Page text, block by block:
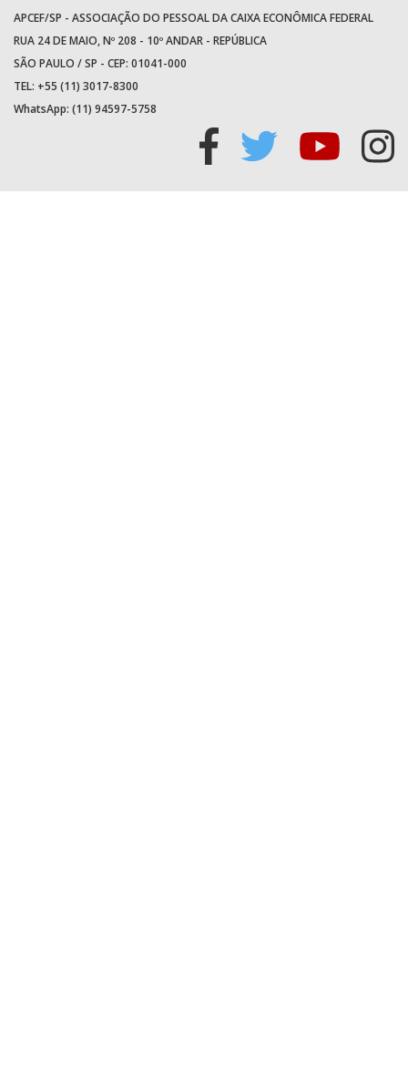
APCEF/SP - ASSOCIAÇÃO DO PESSOAL DA CAIXA ECONÔMICA FEDERAL
RUA 24 DE MAIO, Nº 208 - 10º ANDAR - REPÚBLICA
SÃO PAULO / SP - CEP: 01041-000
TEL: +55 (11) 3017-8300
WhatsApp: (11) 94597-5758
Acessar
Acessar